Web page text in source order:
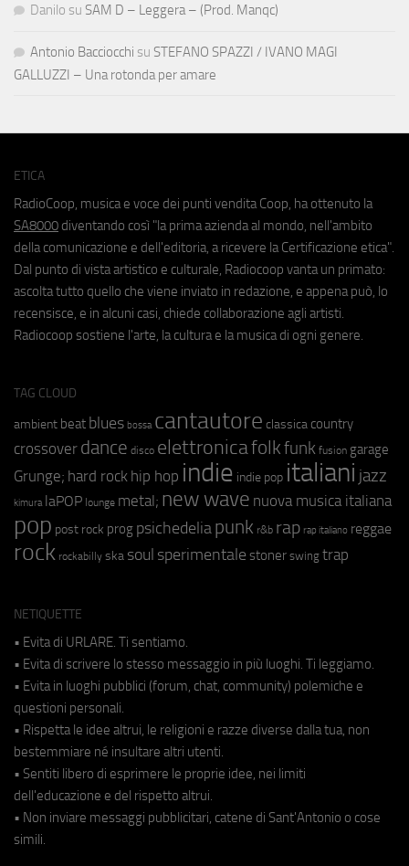
Danilo su SAM D – Leggera – (Prod. Manqc)
Antonio Bacciocchi su STEFANO SPAZZI / IVANO MAGI
GALLUZZI – Una rotonda per amare
ETICA
RadioCoop, musica e voce dei punti vendita Coop, ha ottenuto la
SA8000 diventando così "la prima azienda al mondo, nell'ambito
della comunicazione e dell'editoria, a ricevere la Certificazione etica".
Dal punto di vista artistico e culturale, Radiocoop vanta un primato:
ascolta tutto quello che viene inviato in redazione, e appena può, lo
recensisce, e in alcuni casi, chiede collaborazione agli artisti.
Radiocoop sostiene l'arte, la cultura e la musica di ogni genere.
TAG CLOUD
ambient beat blues bossa cantautore classica country
crossover dance disco elettronicafolkfunk fusion garage
Grunge; hard rock hip hop indie indie pop italiani jazz
kimura laPOP lounge metal; new wave nuova musica italiana
pop post rock prog psichedeliapunk r&b rap rap italiano reggae
rock rockabilly ska soul sperimentale stoner swing trap
NETIQUETTE
• Evita di URLARE. Ti sentiamo.
• Evita di scrivere lo stesso messaggio in più luoghi. Ti leggiamo.
• Evita in luoghi pubblici (forum, chat, community) polemiche e
questioni personali.
• Rispetta le idee altrui, le religioni e razze diverse dalla tua, non
bestemmiare né insultare altri utenti.
• Sentiti libero di esprimere le proprie idee, nei limiti
dell'educazione e del rispetto altrui.
• Non inviare messaggi pubblicitari, catene di Sant'Antonio o cose
simili.